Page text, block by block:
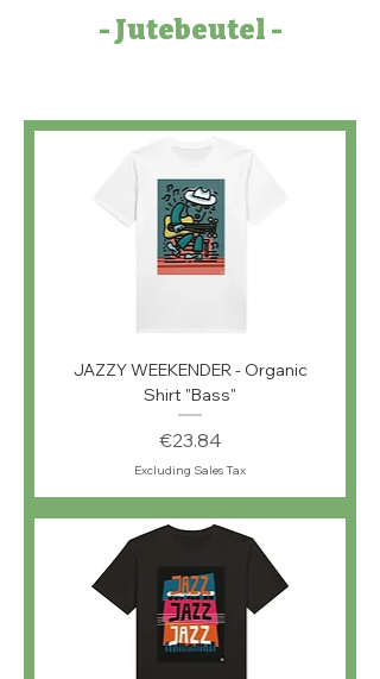
- Jutebeutel -
JAZZY WEEKENDER - Organic
Shirt "Bass"
Price
€23.84
Excluding Sales Tax